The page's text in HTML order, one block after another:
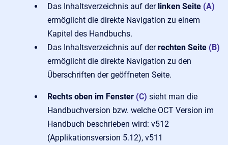
Das Inhaltsverzeichnis auf der linken Seite (A)
ermöglicht die direkte Navigation zu einem
Kapitel des Handbuchs.
Das Inhaltsverzeichnis auf derrechten Seite (B)
ermöglicht die direkte Navigation zu den
Überschriften der geöffneten Seite.
Rechts oben im Fenster (C) sieht man die
Handbuchversion bzw. welche OCT Version im
Handbuch beschrieben wird: v512
(Applikationsversion 5.12), v511